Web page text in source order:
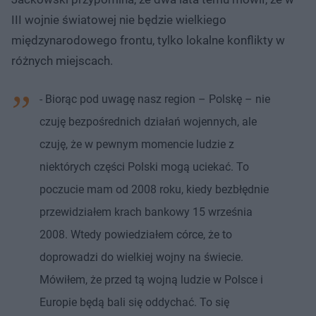
III wojnie światowej nie będzie wielkiego
międzynarodowego frontu, tylko lokalne konflikty w
różnych miejscach.
- Biorąc pod uwagę nasz region – Polskę – nie
czuję bezpośrednich działań wojennych, ale
czuję, że w pewnym momencie ludzie z
niektórych części Polski mogą uciekać. To
poczucie mam od 2008 roku, kiedy bezbłędnie
przewidziałem krach bankowy 15 września
2008. Wtedy powiedziałem córce, że to
doprowadzi do wielkiej wojny na świecie.
Mówiłem, że przed tą wojną ludzie w Polsce i
Europie będą bali się oddychać. To się